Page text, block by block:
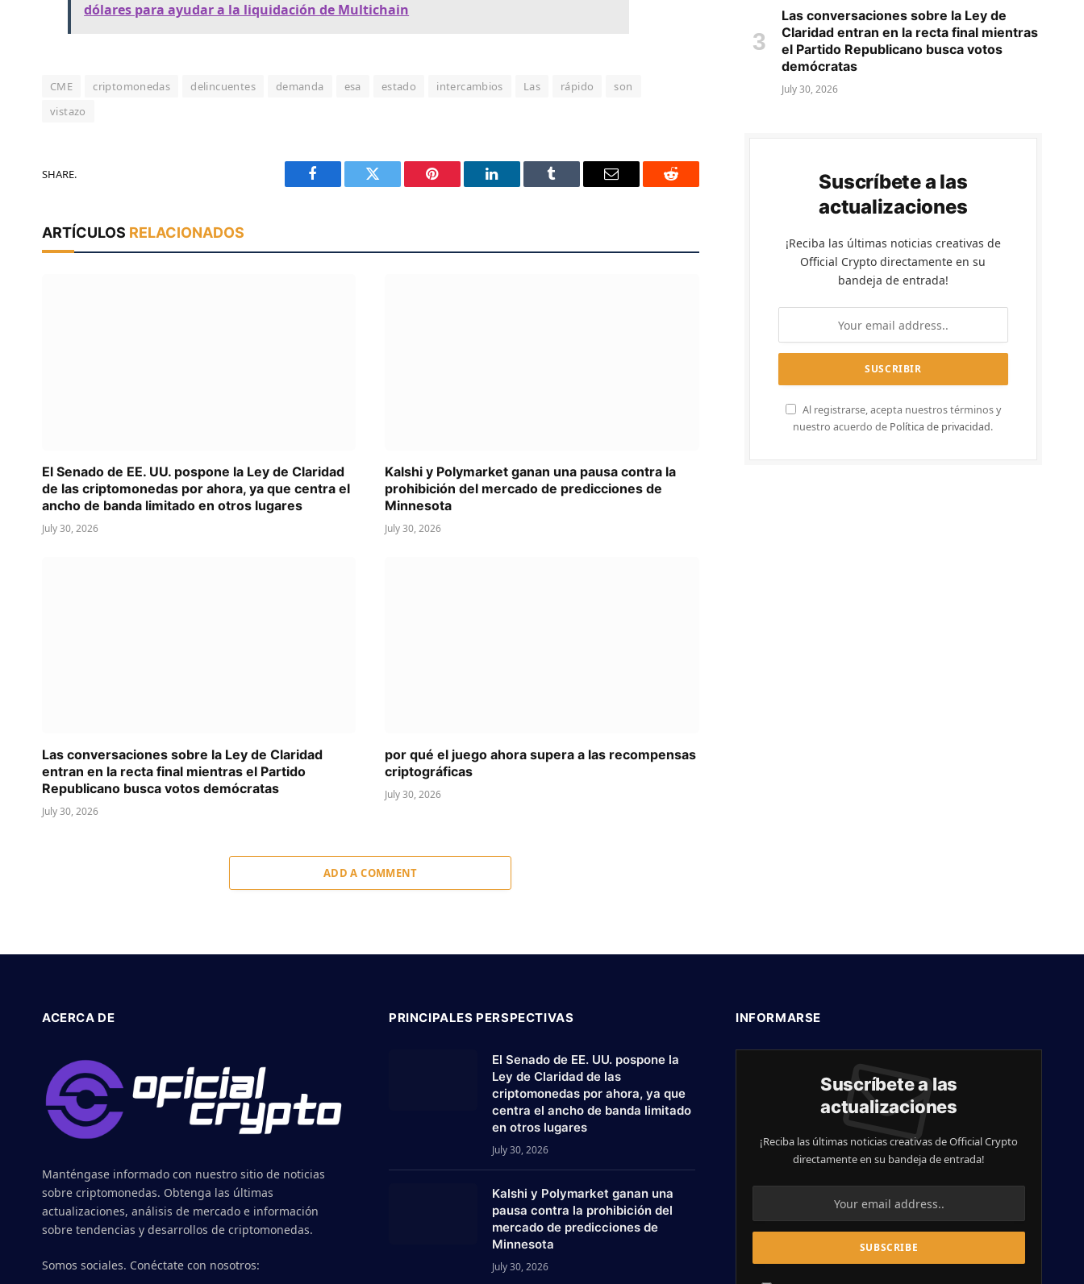
dólares para ayudar a la liquidación de Multichain
CME criptomonedas delincuentes demanda esa estado intercambios Las rápido
son
vistazo
SHARE.
Facebook Twitter Pinterest LinkedIn Tumblr Email Reddit
ARTÍCULOS RELACIONADOS
El Senado de EE. UU. pospone la Ley de Claridad
de las criptomonedas por ahora, ya que centra el
ancho de banda limitado en otros lugares
July 30, 2026
Kalshi y Polymarket ganan una pausa contra la
prohibición del mercado de predicciones de
Minnesota
July 30, 2026
Las conversaciones sobre la Ley de Claridad
entran en la recta final mientras el Partido
Republicano busca votos demócratas
July 30, 2026
por qué el juego ahora supera a las recompensas
criptográficas
July 30, 2026
ADD A COMMENT
Las conversaciones sobre la Ley de
Claridad entran en la recta final mientras
el Partido Republicano busca votos
demócratas
July 30, 2026
Suscríbete a las
actualizaciones
¡Reciba las últimas noticias creativas de
Official Crypto directamente en su
bandeja de entrada!
Al registrarse, acepta nuestros términos y
nuestro acuerdo de Política de privacidad.
ACERCA DE
Manténgase informado con nuestro sitio de noticias
sobre criptomonedas. Obtenga las últimas
actualizaciones, análisis de mercado e información
sobre tendencias y desarrollos de criptomonedas.
Somos sociales. Conéctate con nosotros:
PRINCIPALES PERSPECTIVAS
El Senado de EE. UU. pospone la
Ley de Claridad de las
criptomonedas por ahora, ya que
centra el ancho de banda limitado
en otros lugares
July 30, 2026
Kalshi y Polymarket ganan una
pausa contra la prohibición del
mercado de predicciones de
Minnesota
July 30, 2026
INFORMARSE
Suscríbete a las
actualizaciones
¡Reciba las últimas noticias creativas de Official Crypto
directamente en su bandeja de entrada!